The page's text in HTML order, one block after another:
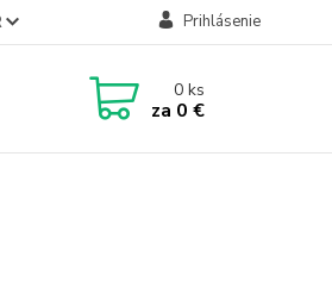
Prihlásenie
0ks
za 0 €